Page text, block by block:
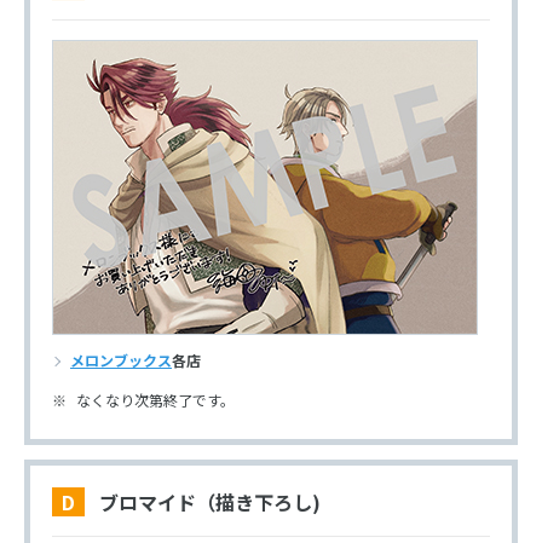
メロンブックス各店
なくなり次第終了です。
D ブロマイド（描き下ろし)